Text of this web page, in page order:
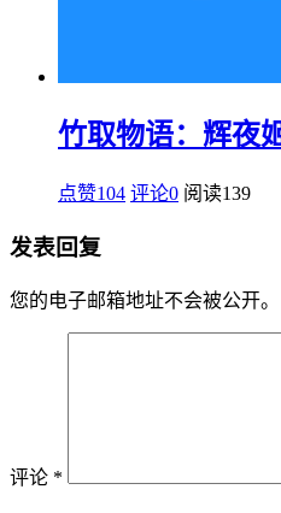
竹取物语：辉夜
点赞104 评论0 阅读139
发表回复
您的电子邮箱地址不会被公开。
评论 *